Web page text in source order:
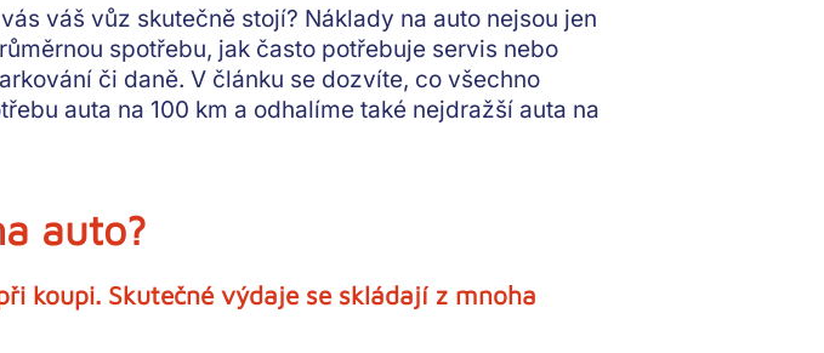
váš vůz skutečně stojí? Náklady na auto nejsou jen
spotřebu, jak často potřebuje servis nebo
či daně. V článku se dozvíte, co všechno
auta na 100 km a odhalíme také nejdražší auta na
auto?
koupi.Skutečné výdaje se skládají z mnoha